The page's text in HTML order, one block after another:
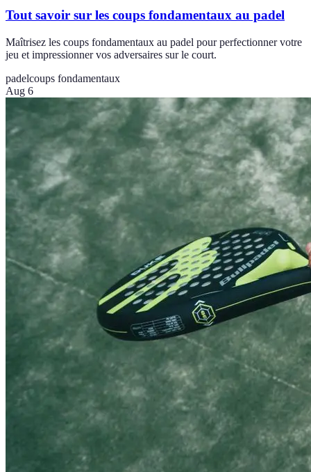
Tout savoir sur les coups fondamentaux au padel
Maîtrisez les coups fondamentaux au padel pour perfectionner votre
jeu et impressionner vos adversaires sur le court.
padelcoups fondamentaux
Aug 6